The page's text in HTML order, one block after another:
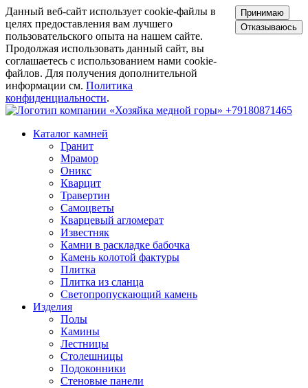
Данный веб-сайт использует cookie-файлы в
целях предоставления вам лучшего
пользовательского опыта на нашем сайте.
Продолжая использовать данный сайт, вы
соглашаетесь с использованием нами cookie-
файлов. Для получения дополнительной
информации см. Политика
конфиденциальности.
Принимаю
Отказываюсь
+79180871465
Каталог камней
Гранит
Мрамор
Оникс
Кварцит
Травертин
Самоцветы
Кварцевый агломерат
Известняк
Камни в раскладке бабочка
Камень колотой фактуры
Плитка
Плитка из сланца
Светопропускающий камень
Изделия
Полы
Камины
Лестницы
Столешницы
Подоконники
Стеновые панели